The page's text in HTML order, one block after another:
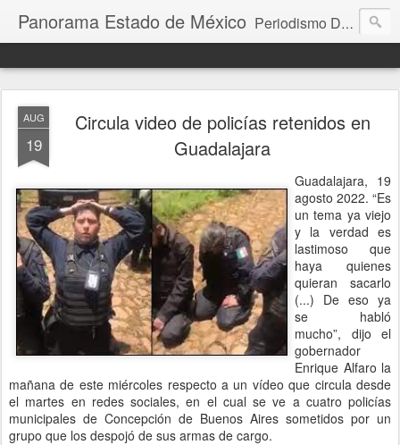
Panorama Estado de México Periodismo Digital
AUG
19
Circula video de policías retenidos en
Guadalajara
Guadalajara, 19
agosto 2022. “Es
un tema ya viejo
y la verdad es
lastimoso que
haya quienes
quieran sacarlo
(...) De eso ya
se habló
mucho”, dijo el
gobernador
Enrique Alfaro la
mañana de este miércoles respecto a un vídeo que circula desde
el martes en redes sociales, en el cual se ve a cuatro policías
municipales de Concepción de Buenos Aires sometidos por un
grupo que los despojó de sus armas de cargo.